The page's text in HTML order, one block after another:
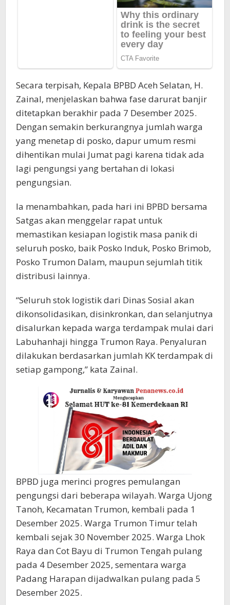
Secara terpisah, Kepala BPBD Aceh Selatan, H.
Zainal, menjelaskan bahwa fase darurat banjir
ditetapkan berakhir pada 7 Desember 2025.
Dengan semakin berkurangnya jumlah warga
yang menetap di posko, dapur umum resmi
dihentikan mulai Jumat pagi karena tidak ada
lagi pengungsi yang bertahan di lokasi
pengungsian.
Ia menambahkan, pada hari ini BPBD bersama
Satgas akan menggelar rapat untuk
memastikan kesiapan logistik masa panik di
seluruh posko, baik Posko Induk, Posko Brimob,
Posko Trumon Dalam, maupun sejumlah titik
distribusi lainnya.
“Seluruh stok logistik dari Dinas Sosial akan
dikonsolidasikan, disinkronkan, dan selanjutnya
disalurkan kepada warga terdampak mulai dari
Labuhanhaji hingga Trumon Raya. Penyaluran
dilakukan berdasarkan jumlah KK terdampak di
setiap gampong,” kata Zainal.
BPBD juga merinci progres pemulangan
pengungsi dari beberapa wilayah. Warga Ujong
Tanoh, Kecamatan Trumon, kembali pada 1
Desember 2025. Warga Trumon Timur telah
kembali sejak 30 November 2025. Warga Lhok
Raya dan Cot Bayu di Trumon Tengah pulang
pada 4 Desember 2025, sementara warga
Padang Harapan dijadwalkan pulang pada 5
Desember 2025.